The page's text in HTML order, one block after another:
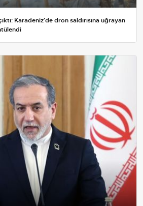
Karadeniz'de dron saldırısına uğrayan